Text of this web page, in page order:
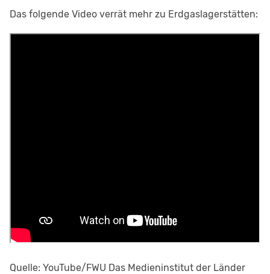
Das folgende Video verrät mehr zu Erdgaslagerstätten:
Quelle: YouTube/FWU Das Medieninstitut der Länder